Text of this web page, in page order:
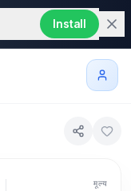
Install
मूल्य